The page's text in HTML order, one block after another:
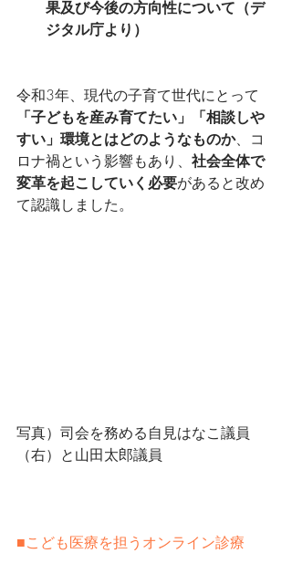
果及び今後の方向性について（デ
ジタル庁より）
令和3年、現代の子育て世代にとって
「子どもを産み育てたい」「相談しや
すい」環境とはどのようなものか、コ
ロナ禍という影響もあり、 社会全体で
変革を起こしていく必要があると改め
て認識しました。
写真）司会を務める自見はなこ議員
（右）と山田太郎議員
■こども医療を担うオンライン診療